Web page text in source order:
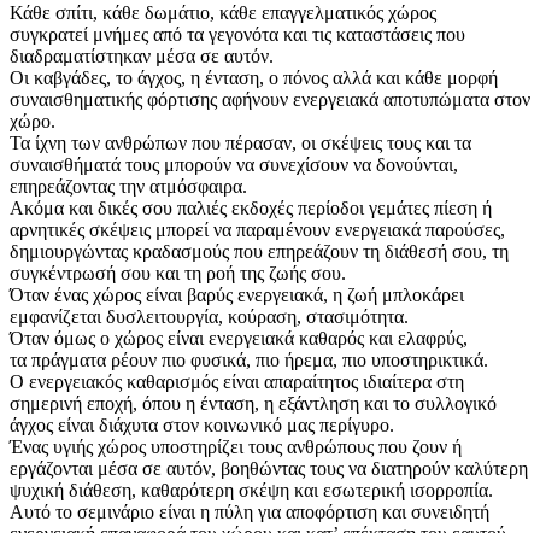
Κάθε σπίτι, κάθε δωμάτιο, κάθε επαγγελματικός χώρος
συγκρατεί μνήμες από τα γεγονότα και τις καταστάσεις που
διαδραματίστηκαν μέσα σε αυτόν.
Οι καβγάδες, το άγχος, η ένταση, ο πόνος αλλά και κάθε μορφή
συναισθηματικής φόρτισης αφήνουν ενεργειακά αποτυπώματα στον
χώρο.
Τα ίχνη των ανθρώπων που πέρασαν, οι σκέψεις τους και τα
συναισθήματά τους μπορούν να συνεχίσουν να δονούνται,
επηρεάζοντας την ατμόσφαιρα.
Ακόμα και δικές σου παλιές εκδοχές περίοδοι γεμάτες πίεση ή
αρνητικές σκέψεις μπορεί να παραμένουν ενεργειακά παρούσες,
δημιουργώντας κραδασμούς που επηρεάζουν τη διάθεσή σου, τη
συγκέντρωσή σου και τη ροή της ζωής σου.
Όταν ένας χώρος είναι βαρύς ενεργειακά, η ζωή μπλοκάρει
εμφανίζεται δυσλειτουργία, κούραση, στασιμότητα.
Όταν όμως ο χώρος είναι ενεργειακά καθαρός και ελαφρύς,
τα πράγματα ρέουν πιο φυσικά, πιο ήρεμα, πιο υποστηρικτικά.
Ο ενεργειακός καθαρισμός είναι απαραίτητος ιδιαίτερα στη
σημερινή εποχή, όπου η ένταση, η εξάντληση και το συλλογικό
άγχος είναι διάχυτα στον κοινωνικό μας περίγυρο.
Ένας υγιής χώρος υποστηρίζει τους ανθρώπους που ζουν ή
εργάζονται μέσα σε αυτόν, βοηθώντας τους να διατηρούν καλύτερη
ψυχική διάθεση, καθαρότερη σκέψη και εσωτερική ισορροπία.
Αυτό το σεμινάριο είναι η πύλη για αποφόρτιση και συνειδητή